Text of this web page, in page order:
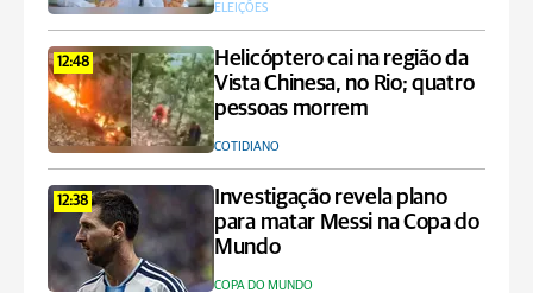
ELEIÇÕES
12:48
Helicóptero cai na região da
Vista Chinesa, no Rio; quatro
pessoas morrem
COTIDIANO
12:38
Investigação revela plano
para matar Messi na Copa do
Mundo
COPA DO MUNDO